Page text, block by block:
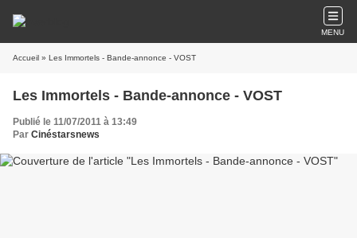
MENU
Accueil » Les Immortels - Bande-annonce - VOST
Les Immortels - Bande-annonce - VOST
Publié le 11/07/2011 à 13:49
Par Cinéstarsnews